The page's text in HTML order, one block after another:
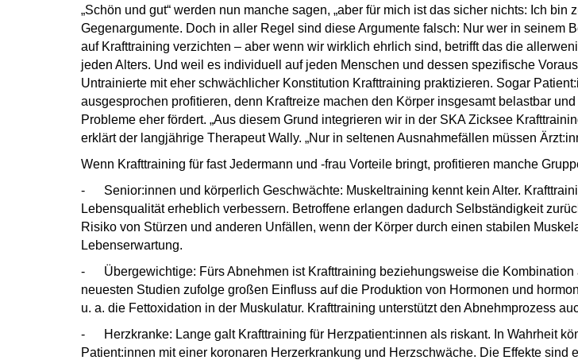
„Schön und gut“ werden nun manche sagen, „aber für mich ist das sicher nichts: Ich
Gegenargumente. Doch in aller Regel sind diese Argumente falsch: Nur wer in seinem
auf Krafttraining verzichten – aber wenn wir wirklich ehrlich sind, betrifft das die
jeden Alters. Und weil es individuell auf jeden Menschen und dessen spezifische
Untrainierte mit eher schwächlicher Konstitution Krafttraining praktizieren. Sogar
ausgesprochen profitieren, denn Kraftreize machen den Körper insgesamt belastbar
Probleme eher fördert. „Aus diesem Grund integrieren wir in der SKA Zicksee
erklärt der langjährige Therapeut Wally. „Nur in seltenen Ausnahmefällen müssen
Wenn Krafttraining für fast Jedermann und -frau Vorteile bringt, profitieren manche
-
Senior:innen und körperlich Geschwächte: Muskeltraining kennt kein Alter.
Lebensqualität erheblich verbessern. Betroffene erlangen dadurch Selbständigkeit
Risiko von Stürzen und anderen Unfällen, wenn der Körper durch einen stabilen
Lebenserwartung.
- Übergewichtige: Fürs Abnehmen ist Krafttraining beziehungsweise die Kombination
neuesten Studien zufolge großen Einfluss auf die Produktion von Hormonen und
u. a. die Fettoxidation in der Muskulatur. Krafttraining unterstützt den Abnehmprozess
- Herzkranke: Lange galt Krafttraining für Herzpatient:innen als riskant. In Wahrheit
Patient:innen mit einer koronaren Herzerkrankung und Herzschwäche. Die Effekte